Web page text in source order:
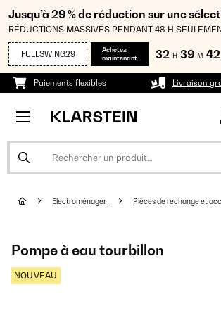
Jusqu’à 29 % de réduction sur une
RÉDUCTIONS MASSIVES PENDANT 48 H
FULLSWING29
Achetez
maintenant
32 H 39 M 41
Paiements flexibles Livraison
Electroménager Pièces de rechange et
Pompe à eau tourbillon
NOUVEAU